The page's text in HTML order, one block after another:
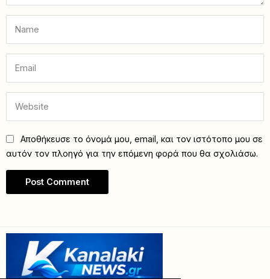
Αποθήκευσε το όνομά μου, email, και τον ιστότοπο μου σε
αυτόν τον πλοηγό για την επόμενη φορά που θα σχολιάσω.